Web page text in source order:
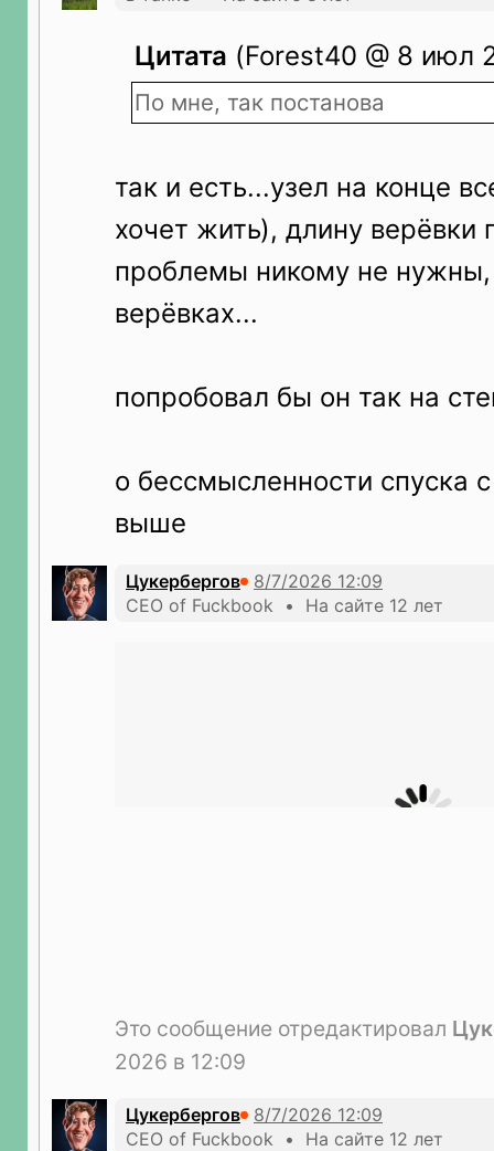
Цитата (Forest40 @ 8 июл
По мне, так постанова
так и есть...узел на конце
хочет жить), длину верёвки
проблемы никому не нужны,
верёвках...
попробовал бы он так на
о бессмысленности спуска
выше
Цукербергов
CEO of Fuckbook • На сайте 12 лет
Это сообщение отредактировал
2026 в 12:09
Цукербергов
CEO of Fuckbook • На сайте 12 лет